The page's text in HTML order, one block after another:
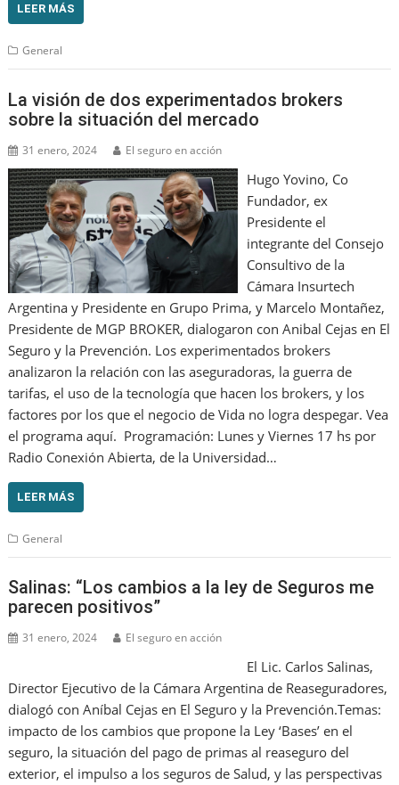
LEER MÁS
General
La visión de dos experimentados brokers
sobre la situación del mercado
31 enero, 2024 El seguro en acción
Hugo Yovino, Co
Fundador, ex
Presidente el
integrante del Consejo
Consultivo de la
Cámara Insurtech
Argentina y Presidente en Grupo Prima, y Marcelo Montañez,
Presidente de MGP BROKER, dialogaron con Anibal Cejas en El
Seguro y la Prevención. Los experimentados brokers
analizaron la relación con las aseguradoras, la guerra de
tarifas, el uso de la tecnología que hacen los brokers, y los
factores por los que el negocio de Vida no logra despegar. Vea
el programa aquí. Programación: Lunes y Viernes 17 hs por
Radio Conexión Abierta, de la Universidad…
LEER MÁS
General
Salinas: “Los cambios a la ley de Seguros me
parecen positivos”
31 enero, 2024 El seguro en acción
El Lic. Carlos Salinas,
Director Ejecutivo de la Cámara Argentina de Reaseguradores,
dialogó con Aníbal Cejas en El Seguro y la Prevención.Temas:
impacto de los cambios que propone la Ley ‘Bases’ en el
seguro, la situación del pago de primas al reaseguro del
exterior, el impulso a los seguros de Salud, y las perspectivas